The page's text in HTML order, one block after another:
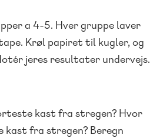
a 4-5. Hver gruppe laver
Krøl papiret til kugler, og
jeres resultater undervejs.
kast fra stregen? Hvor
fra stregen? Beregn